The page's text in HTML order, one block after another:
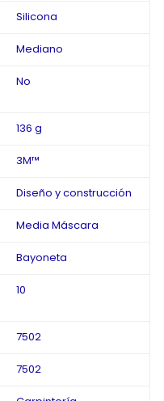
Silicona
Mediano
No
136 g
3M™
Diseño y construcción
Media Máscara
Bayoneta
10
7502
7502